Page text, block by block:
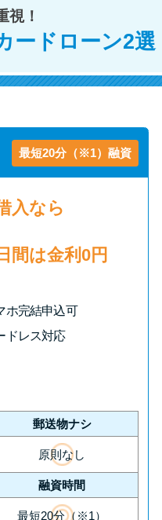
は？悪質な手口に
金）からお金を借り
ックとは?判断の目
お金を借りるに
断基準と工面法
ックでも審査に通
ラックか確かめる
クどっちがいい
ーンの選び方を徹
済方法を徹底解
便利でお得な返済
視！
ードローン2選
最短20分（※1）融資
入なら
間は金利0円
ホ完結申込可
ドレス対応
郵送物ナシ
原則なし
融資時間
最短20分（※1）